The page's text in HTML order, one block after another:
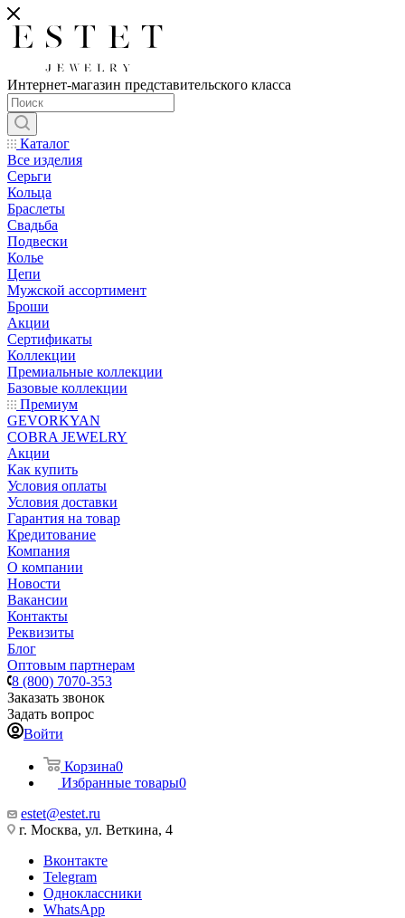
Интернет-магазин представительского класса
Каталог
Все изделия
Серьги
Кольца
Браслеты
Свадьба
Подвески
Колье
Цепи
Мужской ассортимент
Броши
Акции
Сертификаты
Коллекции
Премиальные коллекции
Базовые коллекции
Премиум
GEVORKYAN
COBRA JEWELRY
Акции
Как купить
Условия оплаты
Условия доставки
Гарантия на товар
Кредитование
Компания
О компании
Новости
Вакансии
Контакты
Реквизиты
Блог
Оптовым партнерам
8 (800) 7070-353
Заказать звонок
Задать вопрос
Войти
Корзина0
Избранные товары0
estet@estet.ru
г. Москва, ул. Веткина, 4
Вконтакте
Telegram
Одноклассники
WhatsApp